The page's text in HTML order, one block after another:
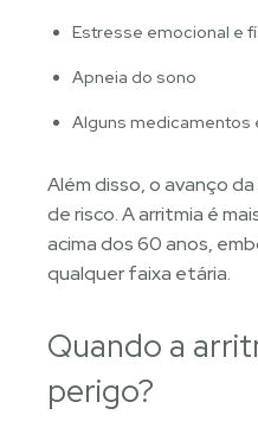
Estresse emocional e
Apneia do sono
Alguns medicamentos
Além disso, o avanço
de risco. A arritmia é
acima dos 60 anos,
qualquer faixa etária.
Quando a
perigo?